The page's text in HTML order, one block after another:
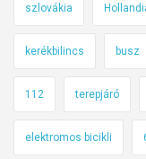
szlovákia
kerékbilincs busz
112 terepjáró
elektromos bicikli